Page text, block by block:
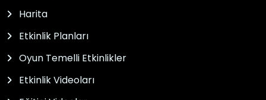
Harita
Etkinlik Planları
Oyun Temelli Etkinlikler
Etkinlik Videoları